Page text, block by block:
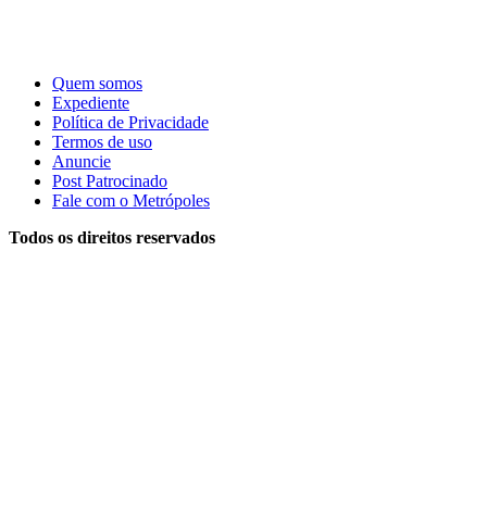
Quem somos
Expediente
Política de Privacidade
Termos de uso
Anuncie
Post Patrocinado
Fale com o Metrópoles
Todos os direitos reservados